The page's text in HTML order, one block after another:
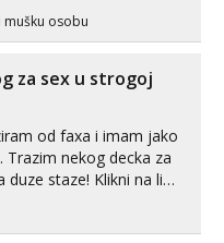
osobu
za sex u strogoj
od faxa i imam jako
Trazim nekog decka za
Klikni na link